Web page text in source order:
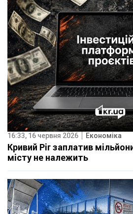
16:33, 16 червня 2026 Економіка
Кривий Ріг заплатив
місту не належить